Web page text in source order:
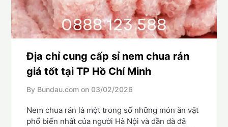
Địa chỉ cung cấp sỉ nem chua rán
giá tốt tại TP Hồ Chí Minh
By Bundau.com on 03/02/2026
Nem chua rán là một trong số những món ăn vặt
phổ biến nhất của người Hà Nội và dần dà đã